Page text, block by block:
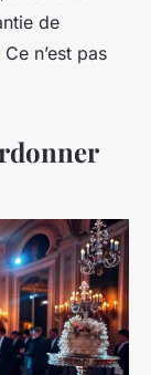
de
n’est pas